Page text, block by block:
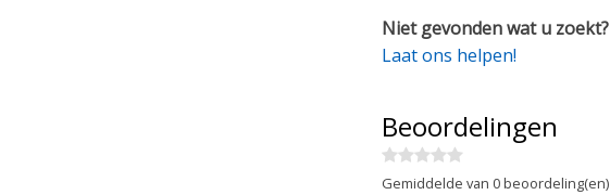
Niet gevonden wat u zoekt?
Laat ons helpen!
Beoordelingen
Gemiddelde van 0 beoordeling(en)